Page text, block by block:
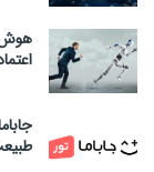
هوش